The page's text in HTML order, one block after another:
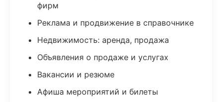
фирм
Реклама и продвижение в справочнике
Недвижимость: аренда, продажа
Объявления о продаже и услугах
Вакансии и резюме
Афиша мероприятий и билеты